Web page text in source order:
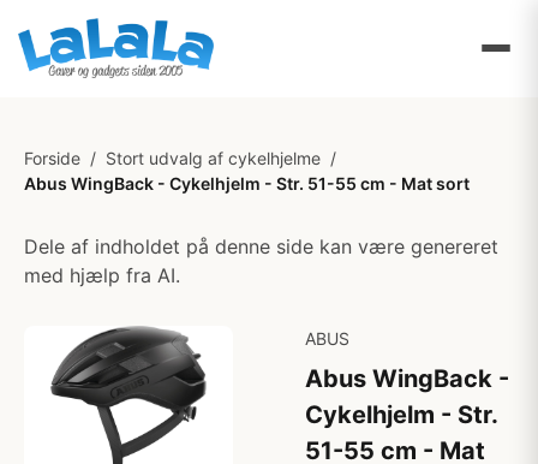
Forside / Stort udvalg af cykelhjelme /
Abus WingBack - Cykelhjelm - Str. 51-55 cm - Mat sort
Dele af indholdet på denne side kan være genereret
med hjælp fra AI.
ABUS
Abus WingBack -
Cykelhjelm - Str.
51-55 cm - Mat